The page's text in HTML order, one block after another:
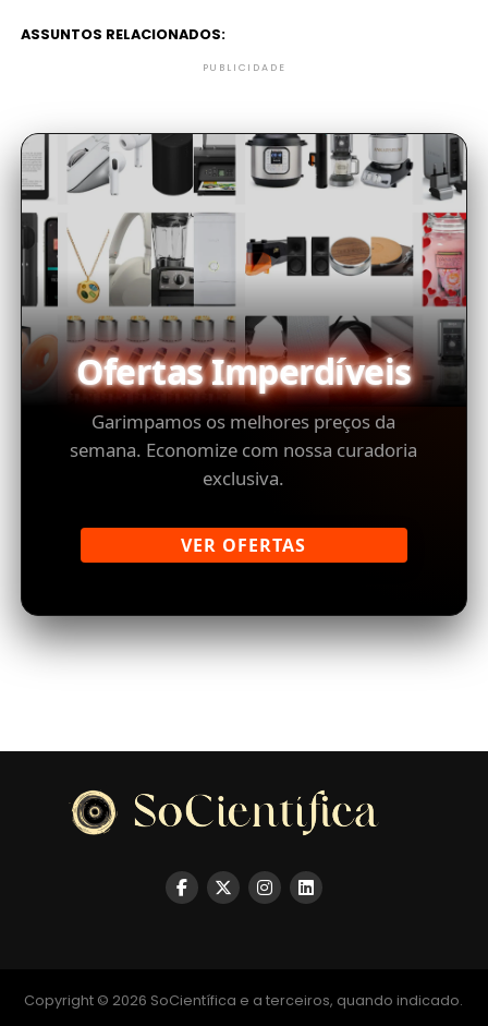
ASSUNTOS RELACIONADOS:
PUBLICIDADE
Ofertas Imperdíveis
Garimpamos os melhores preços da
semana. Economize com nossa curadoria
exclusiva.
VER OFERTAS
Copyright © 2026 SoCientífica e a terceiros, quando indicado.